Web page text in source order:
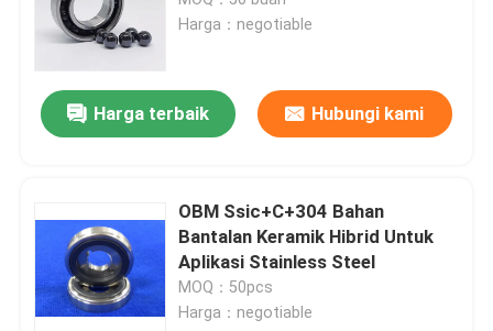
Bantalan Karbida Silikon
Bantalan Rol Keramik
Harga：negotiable
Harga terbaik Hubungi kami
OBM Ssic+C+304 Bahan
Bantalan Keramik Hibrid Untuk
Aplikasi Stainless Steel
MOQ：50pcs
Harga：negotiable